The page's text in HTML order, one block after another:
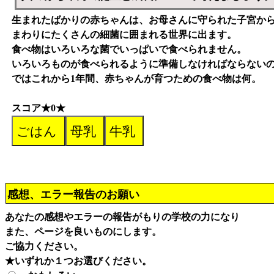
生まれたばかりの赤ちゃんは、お母さんに守られた子宮から
まわりにたくさんの細菌に囲まれる世界に出ます。
食べ物はいろいろな菌でいっぱいで食べられません。
いろいろものが食べられるように準備しなければならないの
ではこれから1年間、赤ちゃんが育つための食べ物は何。
スコア★0★
感想、エラー報告のお願い
あなたの感想やエラーの報告がもりの学校の力になり
また、ページを良いものにします。
ご協力ください。
★いずれか１つお選びください。